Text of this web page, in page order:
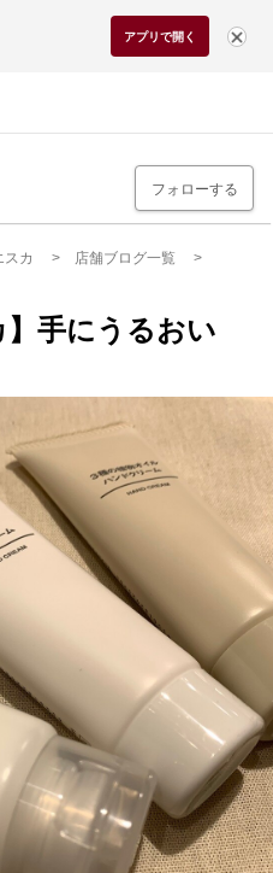
アプリで開く
フォローする
カ
店舗ブログ一覧
】手にうるおい